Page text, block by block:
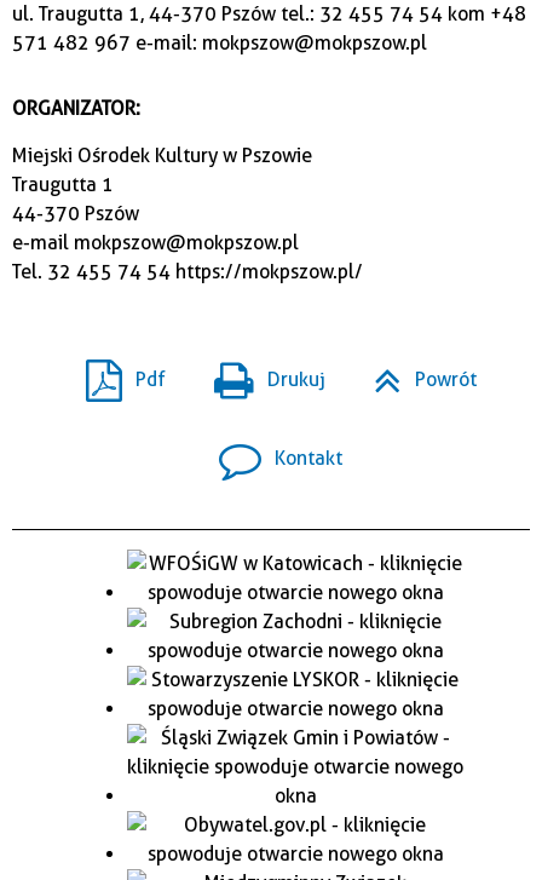
ul. Traugutta 1, 44-370 Pszów tel.: 32 455 74 54 kom +48
571 482 967 e-mail: mokpszow@mokpszow.pl
ORGANIZATOR:
Miejski Ośrodek Kultury w Pszowie
Traugutta 1
44-370 Pszów
e-mail mokpszow@mokpszow.pl
Tel. 32 455 74 54 https://mokpszow.pl/
Pdf Drukuj Powrót
Kontakt